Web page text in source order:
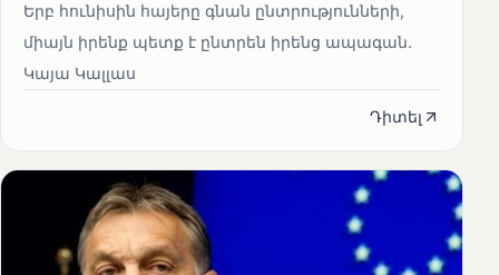
Երբ հունիսին հայերը գնան ընտրությունների,
միայն իրենք պետք է ընտրեն իրենց ապագան.
Կայա Կալլաս
Դիտել